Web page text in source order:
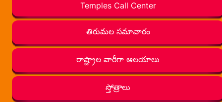
Temples Call Center
తిరుమల సమాచారం
రాష్ట్రాల వారీగా ఆలయాలు
స్తోత్రాలు